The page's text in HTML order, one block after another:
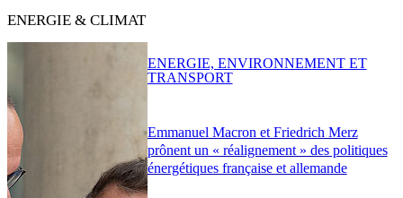
ENERGIE & CLIMAT
Emmanuel Macron et Friedrich Merz
prônent un « réalignement » des politiques
énergétiques française et allemande
ENERGIE, ENVIRONNEMENT ET
TRANSPORT